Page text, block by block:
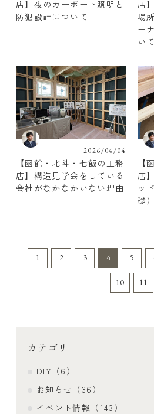
店】夜のカーポート照明と
防犯設計について
店
場
ー
いて
2026/04/04
【函館・北斗・七飯の工務
店】構造見学会をしている
会社がなかなかいない理由
【
店
ッ
礎
1 2 3 4 5
10 11
カテゴリ
DIY（6）
お知らせ（36）
イベント情報（143）